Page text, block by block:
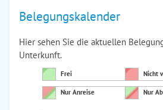
Belegungskalender
Hier sehen Sie die aktuellen
Unterkunft.
Frei Nicht
Nur Anreise Nur